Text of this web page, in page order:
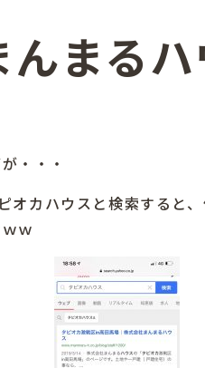
んまるハ
・・・
オカハウスと検索すると
ｗ